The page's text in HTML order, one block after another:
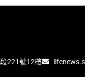
221號12樓